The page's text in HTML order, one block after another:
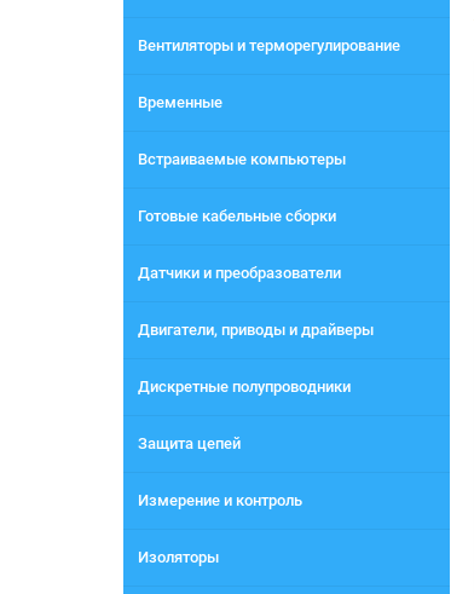
Вентиляторы и терморегулирование
Временные
Встраиваемые компьютеры
Готовые кабельные сборки
Датчики и преобразователи
Двигатели, приводы и драйверы
Дискретные полупроводники
Защита цепей
Измерение и контроль
Изоляторы